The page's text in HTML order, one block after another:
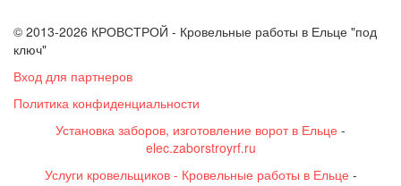
© 2013-2026 КРОВСТРОЙ - Кровельные работы в Ельце "под
ключ"
Вход для партнеров
Политика конфиденциальности
Установка заборов, изготовление ворот в Ельце -
elec.zaborstroyrf.ru
Услуги кровельщиков - Кровельные работы в Ельце -